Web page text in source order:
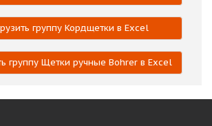
группу Кордщетки в Excel
группу Щетки ручные Bohrer в Excel